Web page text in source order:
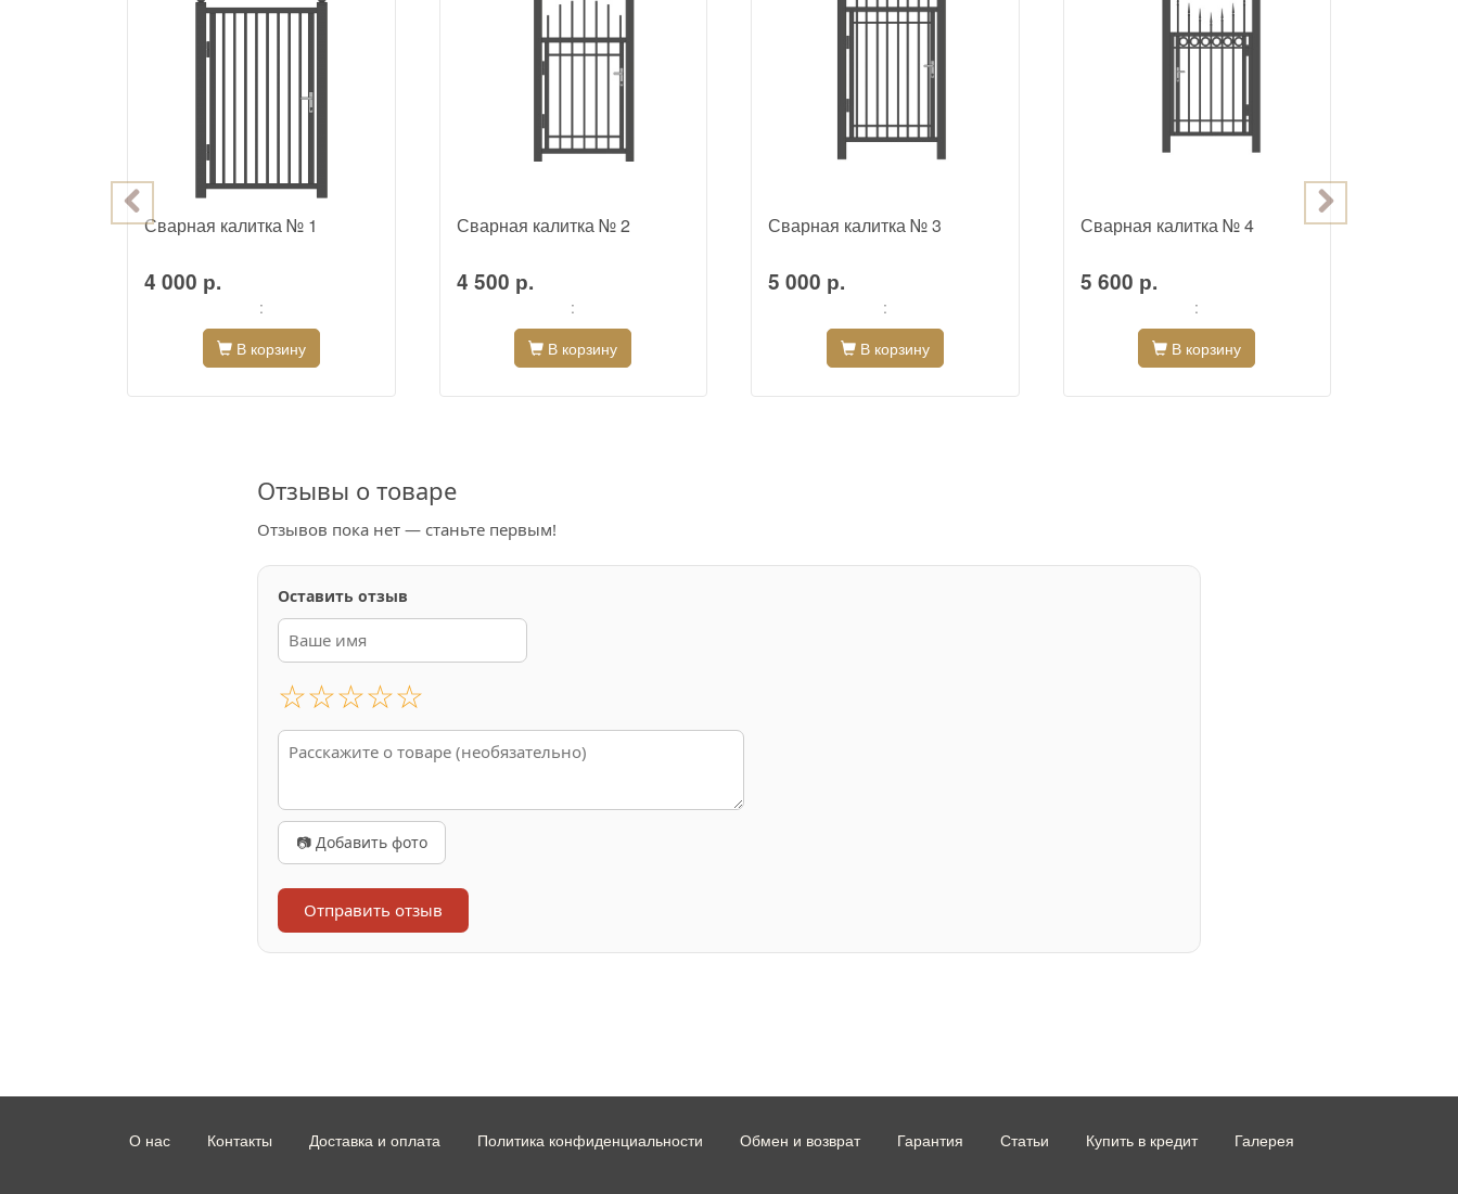
Сварная калитка № 1
4 000 р.
:
В корзину
Сварная калитка № 2
4 500 р.
:
В корзину
Сварная калитка № 3
5 000 р.
:
В корзину
Сварная калитка № 4
5 600 р.
:
В корзину
Отзывы о товаре
Отзывов пока нет — станьте первым!
Оставить отзыв
☆☆☆☆☆
📷 Добавить фото
Отправить отзыв
О нас Контакты Доставка и оплата Политика конфиденциальности Обмен и возврат Гарантия Статьи Купить в кредит Галерея